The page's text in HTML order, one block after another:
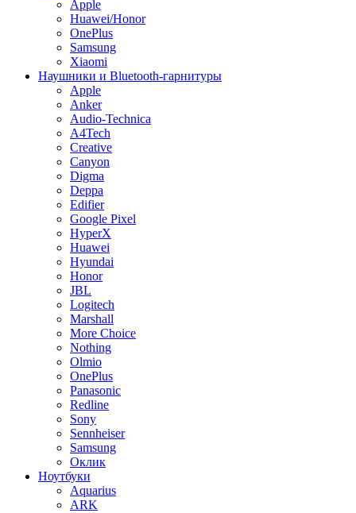
Apple
Huawei/Honor
OnePlus
Samsung
Xiaomi
Наушники и Bluetooth-гарнитуры
Apple
Anker
Audio-Technica
A4Tech
Creative
Canyon
Digma
Deppa
Edifier
Google Pixel
HyperX
Huawei
Hyundai
Honor
JBL
Logitech
Marshall
More Choice
Nothing
Olmio
OnePlus
Panasonic
Redline
Sony
Sennheiser
Samsung
Оклик
Ноутбуки
Aquarius
ARK